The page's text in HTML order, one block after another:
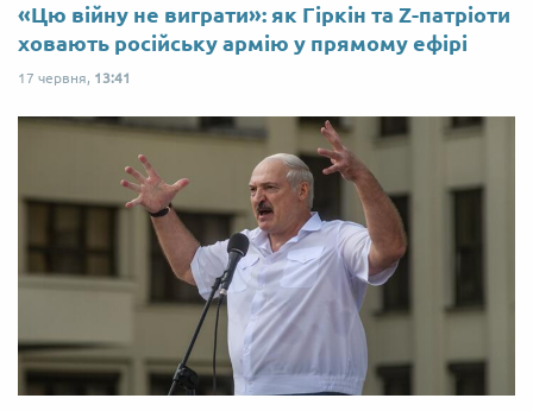
«Цю війну не виграти»: як Гіркін та Z-патріоти
ховають російську армію у прямому ефірі
17 червня, 13:41